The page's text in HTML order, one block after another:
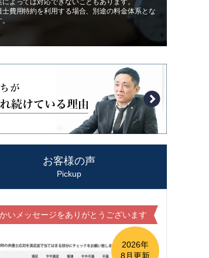
費用特約を利用する場合、別途の料金体系とな
お客様の声
Pickup
いメッセージをありがとうございます
2026年
8月更新